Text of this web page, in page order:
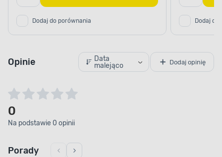
Dodaj do porównania Dodaj do
Opinie
Data
malejąco
Dodaj opinię
0
Na podstawie 0 opinii
Porady